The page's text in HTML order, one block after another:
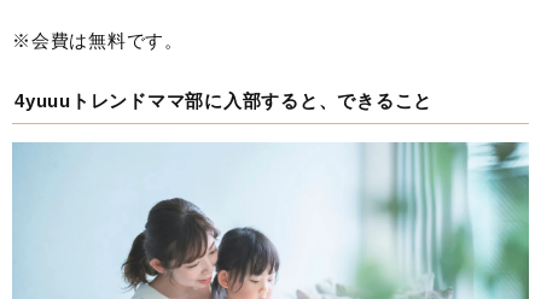
※会費は無料です。
4yuuuトレンドママ部に入部すると、できること